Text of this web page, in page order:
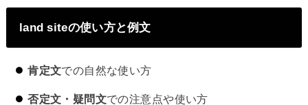
land siteの使い方と例文
肯定文での自然な使い方
否定文・疑問文での注意点や使い方